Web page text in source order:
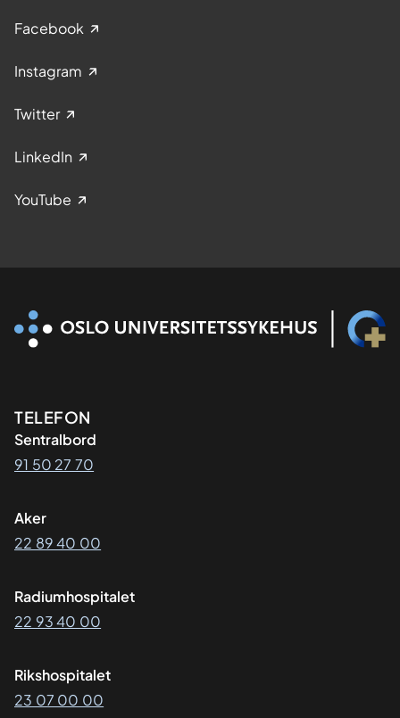
Facebook
Instagram
Twitter
LinkedIn
YouTube
Kontaktinformasjon
TELEFON
Sentralbord
91 50 27 70
Aker
22 89 40 00
Radiumhospitalet
22 93 40 00
Rikshospitalet
23 07 00 00